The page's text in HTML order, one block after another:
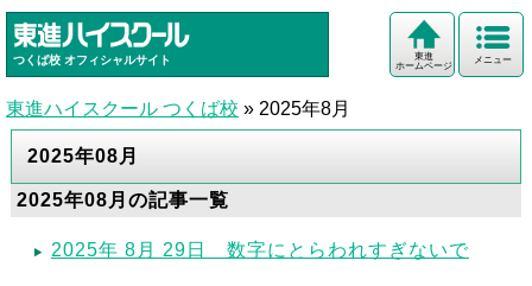
つくば校 オフィシャルサイト メニュー
東進
ホームページ
東進ハイスクール つくば校 » 2025年8月
2025年08月
2025年08月の記事一覧
2025年 8月 29日 数字にとらわれすぎないで